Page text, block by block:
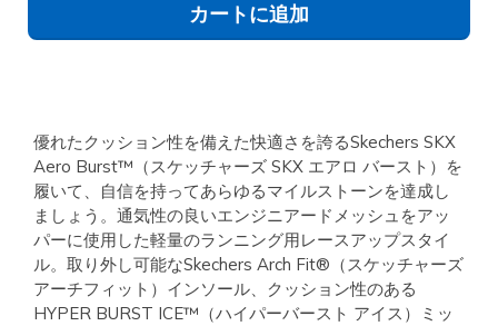
カートに追加
優れたクッション性を備えた快適さを誇るSkechers SKX
Aero Burst™（スケッチャーズ SKX エアロ バースト）を
履いて、自信を持ってあらゆるマイルストーンを達成し
ましょう。通気性の良いエンジニアードメッシュをアッ
パーに使用した軽量のランニング用レースアップスタイ
ル。取り外し可能なSkechers Arch Fit®（スケッチャーズ
アーチフィット）インソール、クッション性のある
HYPER BURST ICE™（ハイパーバースト アイス）ミッ